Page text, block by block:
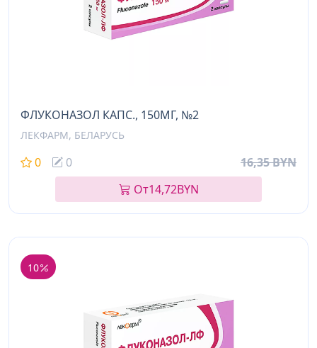
ФЛУКОНАЗОЛ КАПС., 150МГ, №2
ЛЕКФАРМ, БЕЛАРУСЬ
0 0
16,35 BYN
От14,72BYN
10